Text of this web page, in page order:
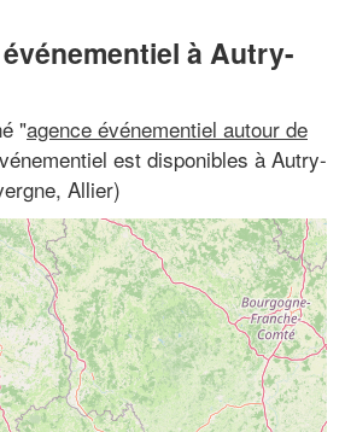
à Autry-
"agence événementiel autour de
est disponibles à Autry-
Allier)